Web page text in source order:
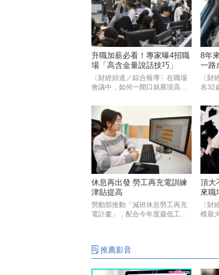
升職加薪必看！專家曝4招職
場「高含金量說話技巧」
〔財經頻道／綜合報導〕在職場
會議中，如何一開口就展現高專
通、達成共識」這種沒靈魂的空
話？專家表示，職場成功人士的
聰明表達，關鍵在於「清晰的全
局思維與推動事情的智慧」，只
要在會
8年
一路
秘
〔財
名32
成功
一次
5%。
始，
休息再出發 勞工再充電訓練
津貼提高
勞動部推動「減班休息勞工再充
電計畫」，配合今年度最低工資
協助實施減班休息的勞工在工時
調整期間穩定生活、強化職
頂大
來職
重要
〔財
模最
於那
推薦影音